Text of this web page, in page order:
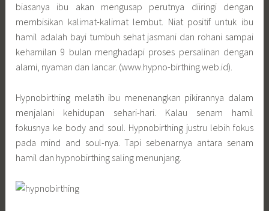
biasanya ibu akan mengusap perutnya diiringi dengan
membisikan kalimat-kalimat lembut. Niat positif untuk ibu
hamil adalah bayi tumbuh sehat jasmani dan rohani sampai
kehamilan 9 bulan menghadapi proses persalinan dengan
alami, nyaman dan lancar. (www.hypno-birthing.web.id).
Hypnobirthing melatih ibu menenangkan pikirannya dalam
menjalani kehidupan sehari-hari. Kalau senam hamil
fokusnya ke body and soul. Hypnobirthing justru lebih fokus
pada mind and soul-nya. Tapi sebenarnya antara senam
hamil dan hypnobirthing saling menunjang.